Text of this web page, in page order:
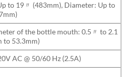
to 19〃 (483mm), Diameter: Up to
of the bottle mouth: 0.5〃 to 2.1
to 53.3mm)
AC @ 50/60 Hz (2.5A)